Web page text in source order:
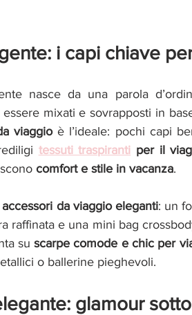
i capi chiave
nasce da una parola
viaggio è l’ideale: pochi capi
tessuti traspiranti per il
comfort e stile in vacanza.
accessori da viaggio eleganti: un
raffinata e una mini bag
su scarpe comode e chic per
o ballerine pieghevoli.
glamour